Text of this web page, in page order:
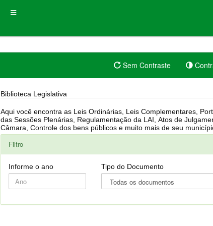
Sem Contraste
Biblioteca Legislativa
Aqui você encontra as Leis Ordinárias, Leis Complementares, Portarias, Decretos, Atas, PPA, LDO, LOA, RREO, Resoluções, RGF, Lei Orgânica, Regimento Interno, Pauta
das Sessões Plenárias, Regulamentação da LAI, Atos de Julgamento do Governo, Agenda Externa do presidente, Relatório do Controle Interno, Projetos em tramitação na
Câmara, Controle dos bens públicos e muito mais de seu
Filtro
Informe o ano Tipo do Documento